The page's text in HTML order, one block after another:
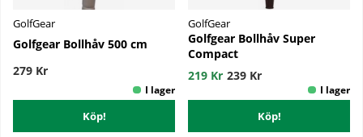
GolfGear
Golfgear Bollhåv 500 cm
279 Kr
Köp!
GolfGear
Golfgear Bollhåv Super
Compact
219 Kr 239 Kr
Köp!